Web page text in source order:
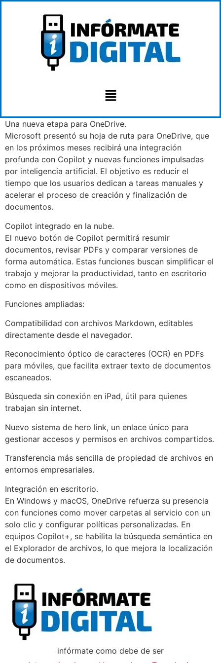
Una nueva etapa para OneDrive.
Microsoft presentó su hoja de ruta para OneDrive, que
en los próximos meses recibirá una integración
profunda con Copilot y nuevas funciones impulsadas
por inteligencia artificial. El objetivo es reducir el
tiempo que los usuarios dedican a tareas manuales y
acelerar el proceso de creación y finalización de
documentos.
Copilot integrado en la nube.
El nuevo botón de Copilot permitirá resumir
documentos, revisar PDFs y comparar versiones de
forma automática. Estas funciones buscan simplificar el
trabajo y mejorar la productividad, tanto en escritorio
como en dispositivos móviles.
Funciones ampliadas:
Compatibilidad con archivos Markdown, editables
directamente desde el navegador.
Reconocimiento óptico de caracteres (OCR) en PDFs
para móviles, que facilita extraer texto de documentos
escaneados.
Búsqueda sin conexión en iPad, útil para quienes
trabajan sin internet.
Nuevo sistema de hero link, un enlace único para
gestionar accesos y permisos en archivos compartidos.
Transferencia más sencilla de propiedad de archivos en
entornos empresariales.
Integración en escritorio.
En Windows y macOS, OneDrive refuerza su presencia
con funciones como mover carpetas al servicio con un
solo clic y configurar políticas personalizadas. En
equipos Copilot+, se habilita la búsqueda semántica en
el Explorador de archivos, lo que mejora la localización
de documentos.
infórmate como debe de ser